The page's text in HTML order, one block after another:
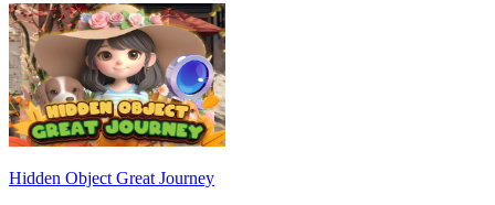
Hidden Object Great Journey